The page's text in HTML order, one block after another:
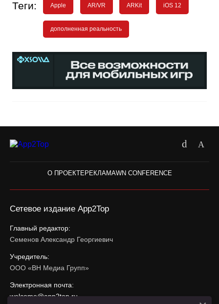
Теги: Apple AR/VR ARKit iOS 12
дополненная реальность
О ПРОЕКТЕРЕКЛАМАWN CONFERENCE
Сетевое издание App2Top
Главный редактор:
Семенов Александр Георгиевич
Учредитель:
ООО «ВН Медиа Групп»
Электронная почта:
welcome@app2top.ru